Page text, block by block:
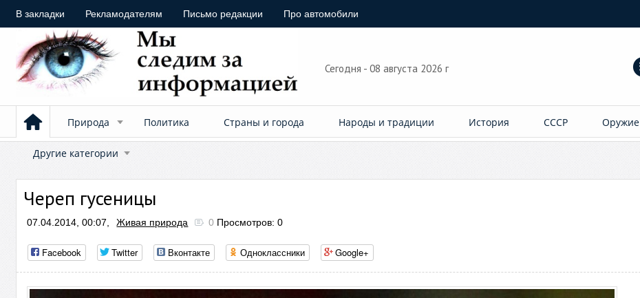
В закладки Рекламодателям Письмо редакции Про автомобили
Сегодня - 08 августа 2026 г
Природа Политика Страны и города Народы и традиции История СССР Оружие
Другие категории
Череп гусеницы
07.04.2014, 00:07, Живая природа 0 Просмотров: 0
Facebook Twitter Вконтакте Одноклассники Google+